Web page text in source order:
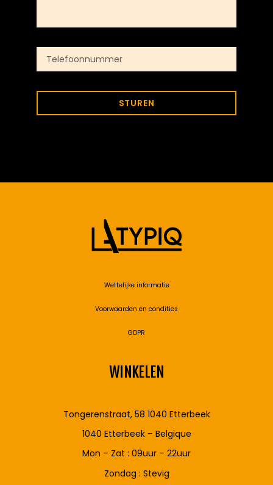
STUREN
Wettelijke informatie
Voorwaarden en condities
GDPR
WINKELEN
Tongerenstraat, 58 1040 Etterbeek
1040 Etterbeek – Belgique
Mon – Zat : 09uur – 22uur
Zondag : Stevig